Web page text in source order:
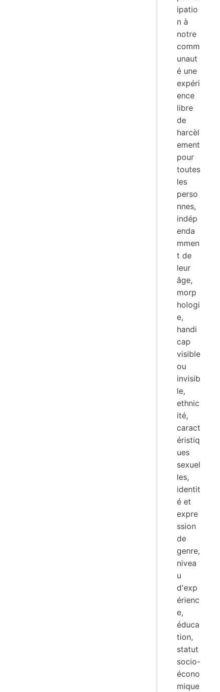
ipatio
n à
notre
comm
unaut
é une
expéri
ence
libre
de
harcèl
ement
pour
toutes
les
perso
nnes,
indép
enda
mmen
t de
leur
âge,
morp
hologi
e,
handi
cap
visible
ou
invisib
le,
ethnic
ité,
caract
éristiq
ues
sexuel
les,
identit
é et
expre
ssion
de
genre,
nivea
u
d'exp
érienc
e,
éduca
tion,
statut
socio-
écono
mique